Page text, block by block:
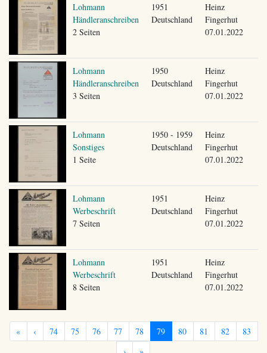
Lohmann
Händleranschreiben
2 Seiten
1951
Deutschland
Heinz
Fingerhut
07.01.2022
Lohmann
Händleranschreiben
3 Seiten
1950
Deutschland
Heinz
Fingerhut
07.01.2022
Lohmann
Sonstiges
1 Seite
1950 - 1959
Deutschland
Heinz
Fingerhut
07.01.2022
Lohmann
Werbeschrift
7 Seiten
1951
Deutschland
Heinz
Fingerhut
07.01.2022
Lohmann
Werbeschrift
8 Seiten
1951
Deutschland
Heinz
Fingerhut
07.01.2022
« ‹ 74 75 76 77 78 79 80 81 82
83
›
»